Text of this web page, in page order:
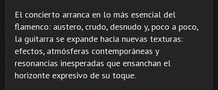
El concierto arranca en lo más esencial del
flamenco: austero, crudo, desnudo y, poco a poco,
la guitarra se expande hacia nuevas texturas:
efectos, atmósferas contemporáneas y
resonancias inesperadas que ensanchan el
horizonte expresivo de su toque.